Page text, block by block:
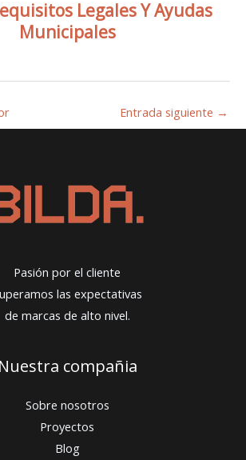
Legales Y Ayudas
Municipales
Entrada siguiente →
Pasión por el cliente
las expectativas
de marcas de alto nivel.
Nuestra compañia
Sobre nosotros
Proyectos
Blog